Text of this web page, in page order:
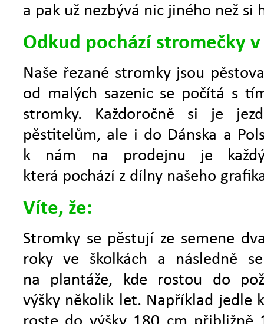
a pak už nezbývá nic jiného než si
Odkud pochází stromečky v
Naše řezané stromky jsou
od malých sazenic se počítá s
stromky. Každoročně si je
pěstitelům, ale i do Dánska a
k nám na prodejnu je
která pochází z dílny našeho
Víte, že:
Stromky se pěstují ze semene
roky ve školkách a následně
na plantáže, kde rostou do
výšky několik let. Například jedle